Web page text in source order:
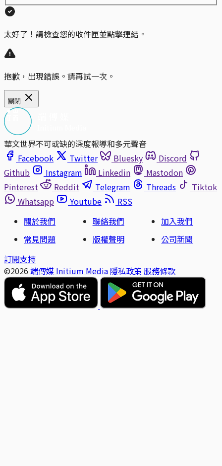
太好了！請檢查您的收件匣並點擊連結。
抱歉，出現錯誤。請再試一次。
關閉
華文世界不可或缺的深度報導和多元聲音
Facebook
Twitter Bluesky
Discord
Github
Instagram Linkedin
Mastodon
Pinterest
Reddit Telegram Threads
Tiktok
Whatsapp
Youtube
RSS
關於我們
聯絡我們
加入我們
常見問題
版權聲明
公司新聞
訂閱支持
©2026 端傳媒 Initium Media 隱私政策 服務條款